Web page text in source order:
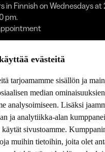
evästeitä
tarjoamamme sisällön ja
median
analysoimiseen. Lisäksi
ja analytiikka-alan
sivustoamme.
muihin tietoihin, joita olet
in Finnish on Wednesdays at
pm.
May / 23 to 25 Dec / 31 Dec